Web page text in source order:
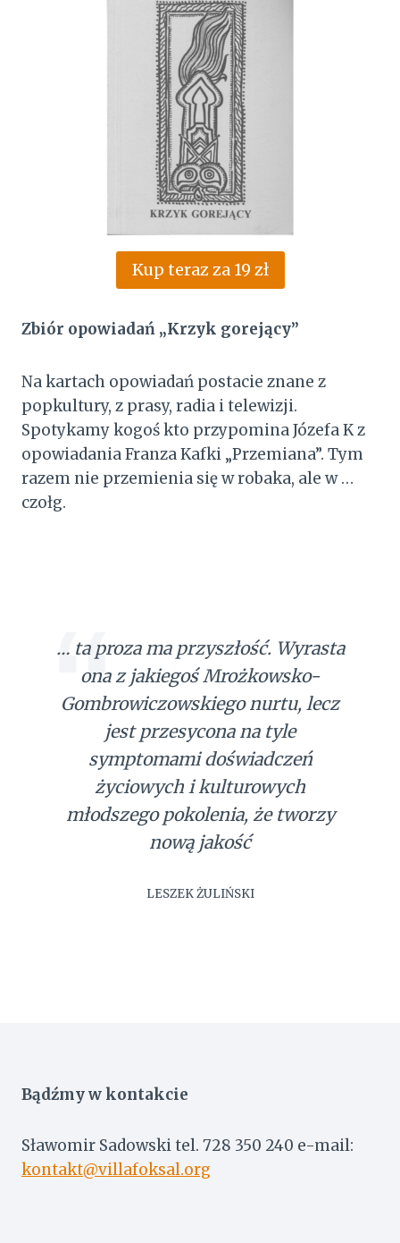
Kup teraz za 19 zł
Zbiór opowiadań „Krzyk gorejący”
Na kartach opowiadań postacie znane z
popkultury, z prasy, radia i telewizji.
Spotykamy kogoś kto przypomina Józefa K z
opowiadania Franza Kafki „Przemiana”. Tym
razem nie przemienia się w robaka, ale w …
czołg.
… ta proza ma przyszłość. Wyrasta
ona z jakiegoś Mrożkowsko-
Gombrowiczowskiego nurtu, lecz
jest przesycona na tyle
symptomami doświadczeń
życiowych i kulturowych
młodszego pokolenia, że tworzy
nową jakość
LESZEK ŻULIŃSKI
Bądźmy w kontakcie
Sławomir Sadowski tel. 728 350 240 e-mail:
kontakt@villafoksal.org